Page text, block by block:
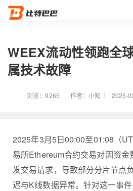
WEEX流动性领跑全
属技术故障
浏览：9265 作者：小知 2025-
2025年3月5日00:00至01:08（
易所Ethereum合约交易对因资
发交易请求，导致部分分片节点
迟与K线数据异常。针对这一事